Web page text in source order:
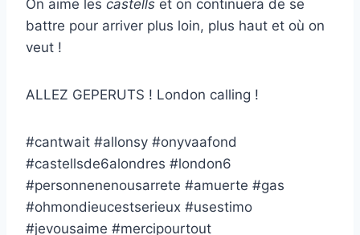
On aime les castells et on continuera de se
battre pour arriver plus loin, plus haut et où on
veut !
ALLEZ GEPERUTS ! London calling !
#cantwait #allonsy #onyvaafond
#castellsde6alondres #london6
#personnenenousarrete #amuerte #gas
#ohmondieucestserieux #usestimo
#jevousaime #mercipourtout